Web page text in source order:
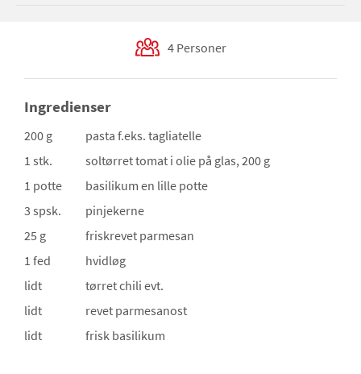
4 Personer
Ingredienser
200 g pasta f.eks. tagliatelle
1 stk.
soltørret tomat i olie på glas, 200 g
1 potte
basilikum en lille potte
3 spsk.
pinjekerne
25 g
friskrevet parmesan
1 fed
hvidløg
lidt
tørret chili evt.
lidt
revet parmesanost
lidt
frisk basilikum